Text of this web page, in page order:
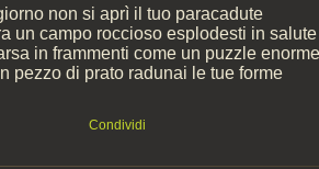
non si aprì il tuo paracadute
un campo roccioso esplodesti in salute
in frammenti come un puzzle enorme
pezzo di prato radunai le tue forme
Condividi